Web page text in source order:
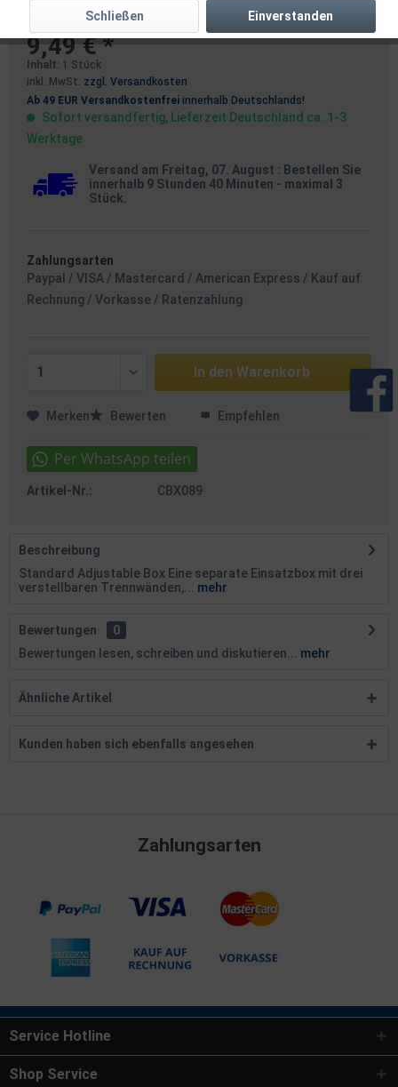
9,49 € *
Inhalt: 1 Stück
inkl. MwSt. zzgl. Versandkosten
Ab 49 EUR Versandkostenfrei innerhalb Deutschlands!
Sofort versandfertig, Lieferzeit Deutschland ca. 1-3
Werktage
Versand am Freitag, 07. August : Bestellen Sie
innerhalb 9 Stunden 40 Minuten - maximal 3
Stück.
Zahlungsarten
Paypal / VISA / Mastercard / American Express / Kauf auf
Rechnung / Vorkasse / Ratenzahlung
In den Warenkorb
Merken Bewerten Empfehlen
Artikel-Nr.: CBX089
Beschreibung
Standard Adjustable Box Eine separate Einsatzbox mit drei
verstellbaren Trennwänden,...
mehr
Bewertungen
0
Bewertungen lesen, schreiben und diskutieren...
mehr
Ähnliche Artikel
Kunden haben sich ebenfalls angesehen
Zahlungsarten
Service Hotline
Shop Service
Einverstanden
Schließen